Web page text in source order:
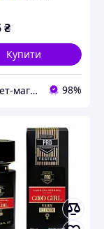
₴
Купити
Інтернет-магазин "Optparfum" 98%